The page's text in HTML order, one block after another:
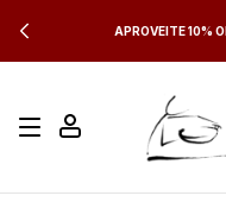
APROVEITE 10%